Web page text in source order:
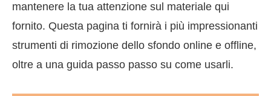
mantenere la tua attenzione sul materiale qui
fornito. Questa pagina ti fornirà i più impressionanti
strumenti di rimozione dello sfondo online e offline,
oltre a una guida passo passo su come usarli.